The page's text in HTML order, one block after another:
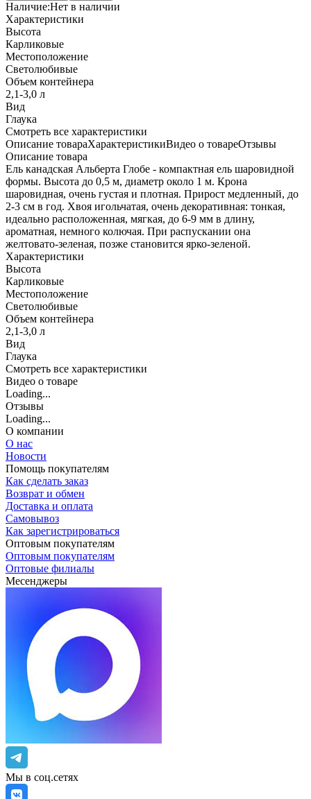
Наличие:Нет в наличии
Характеристики
Высота
Карликовые
Местоположение
Светолюбивые
Объем контейнера
2,1-3,0 л
Вид
Глаука
Cмотреть все характеристики
Описание товараХарактеристикиВидео о товареОтзывы
Описание товара
Ель канадская Альберта Глобе - компактная ель шаровидной
формы. Высота до 0,5 м, диаметр около 1 м. Крона
шаровидная, очень густая и плотная. Прирост медленный, до
2-3 см в год. Хвоя игольчатая, очень декоративная: тонкая,
идеально расположенная, мягкая, до 6-9 мм в длину,
ароматная, немного колючая. При распускании она
желтовато-зеленая, позже становится ярко-зеленой.
Характеристики
Высота
Карликовые
Местоположение
Светолюбивые
Объем контейнера
2,1-3,0 л
Вид
Глаука
Cмотреть все характеристики
Видео о товаре
Loading...
Отзывы
Loading...
О компании
О нас
Новости
Помощь покупателям
Как сделать заказ
Возврат и обмен
Доставка и оплата
Самовывоз
Как зарегистрироваться
Оптовым покупателям
Оптовым покупателям
Оптовые филиалы
Месенджеры
Мы в соц.сетях